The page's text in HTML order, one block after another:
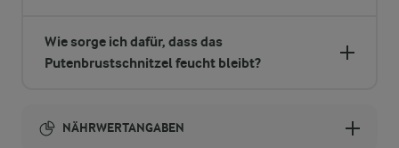
Wie sorge ich dafür, dass das
Putenbrustschnitzel feucht bleibt?
NÄHRWERTANGABEN